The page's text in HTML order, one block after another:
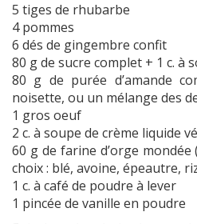
5 tiges de rhubarbe
4 pommes
6 dés de gingembre confit
80 g de sucre complet + 1 c. à
80 g de purée d’amande
noisette, ou un mélange des
1 gros oeuf
2 c. à soupe de crème liquide
60 g de farine d’orge
choix : blé, avoine, épeautre,
1 c. à café de poudre à lever
1 pincée de vanille en poudre